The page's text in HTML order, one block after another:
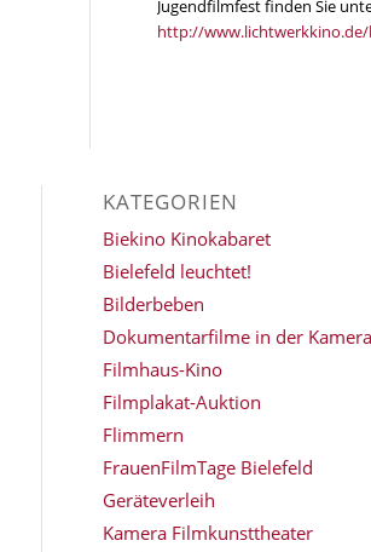
Jugendfilmfest finden Sie
http://
KATEGORIEN
Biekino Kinokabaret
Bielefeld leuchtet!
Bilderbeben
Dokumentarfilme in der Kamera
Filmhaus-Kino
Filmplakat-Auktion
Flimmern
FrauenFilmTage Bielefeld
Geräteverleih
Kamera Filmkunsttheater